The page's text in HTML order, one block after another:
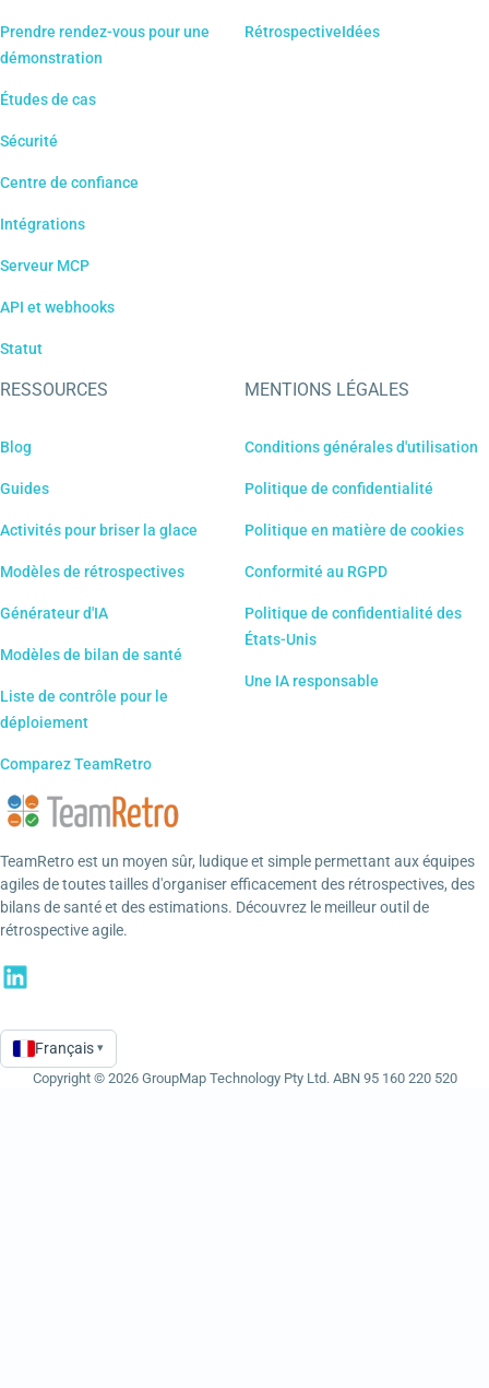
Prendre rendez-vous pour une
démonstration
Études de cas
Sécurité
Centre de confiance
Intégrations
Serveur MCP
API et webhooks
Statut
RétrospectiveIdées
RESSOURCES
Blog
Guides
Activités pour briser la glace
Modèles de rétrospectives
Générateur d'IA
Modèles de bilan de santé
Liste de contrôle pour le
déploiement
Comparez TeamRetro
MENTIONS LÉGALES
Conditions générales d'utilisation
Politique de confidentialité
Politique en matière de cookies
Conformité au RGPD
Politique de confidentialité des
États-Unis
Une IA responsable
TeamRetro est un moyen sûr, ludique et simple permettant aux équipes
agiles de toutes tailles d'organiser efficacement des rétrospectives, des
bilans de santé et des estimations. Découvrez le meilleur outil de
rétrospective agile.
Language
Français ▾
Copyright © 2026 GroupMap Technology Pty Ltd. ABN 95 160 220 520